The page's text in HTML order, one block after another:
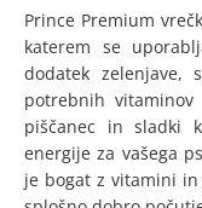
Prince Premium
katerem se
dodatek zelenjave,
potrebnih
piščanec in sladki
energije za vašega
je bogat z vitamini